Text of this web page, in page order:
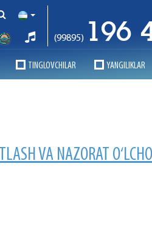
(99895) 196
TINGLOVCHILAR YANGILIKLAR
VA NAZORAT